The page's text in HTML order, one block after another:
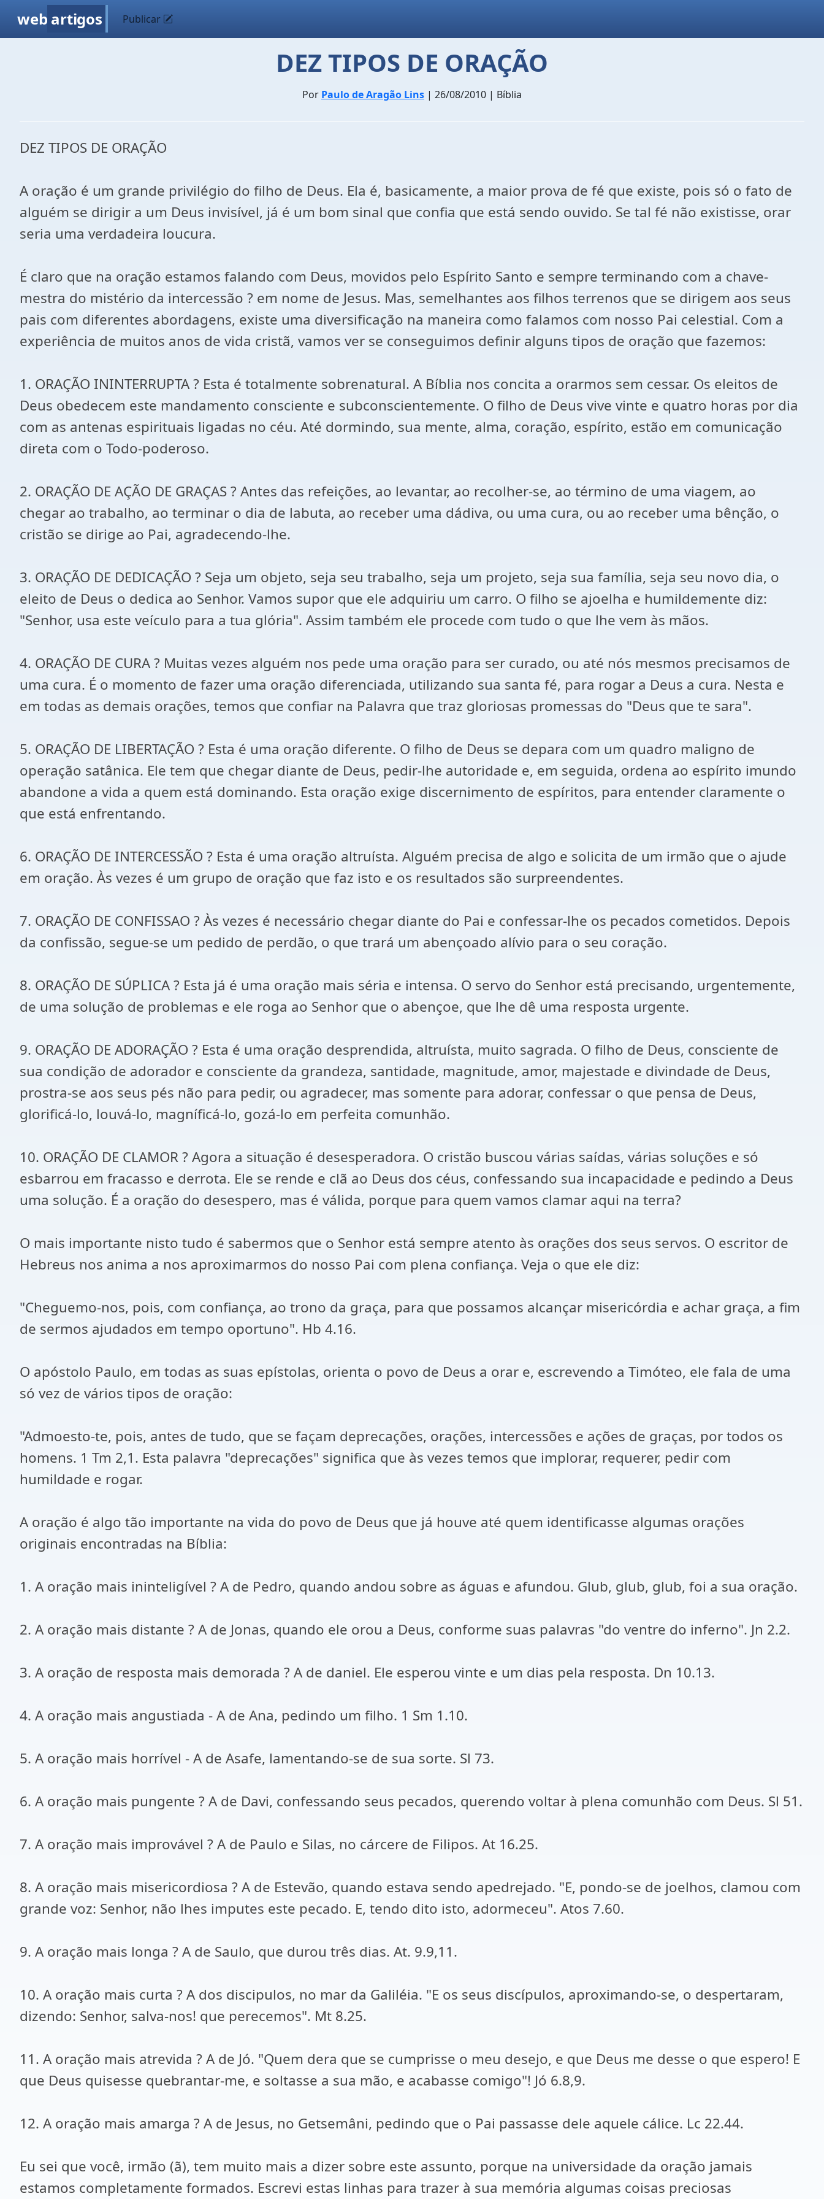
web artigos Publicar
DEZ TIPOS DE ORAÇÃO
Por Paulo de Aragão Lins | 26/08/2010 | Bíblia
DEZ TIPOS DE ORAÇÃO
A oração é um grande privilégio do filho de Deus. Ela é, basicamente, a maior prova de fé que existe, pois só o fato de
alguém se dirigir a um Deus invisível, já é um bom sinal que confia que está sendo ouvido. Se tal fé não existisse, orar
seria uma verdadeira loucura.
É claro que na oração estamos falando com Deus, movidos pelo Espírito Santo e sempre terminando com a chave-
mestra do mistério da intercessão ? em nome de Jesus. Mas, semelhantes aos filhos terrenos que se dirigem aos seus
pais com diferentes abordagens, existe uma diversificação na maneira como falamos com nosso Pai celestial. Com a
experiência de muitos anos de vida cristã, vamos ver se conseguimos definir alguns tipos de oração que fazemos:
1. ORAÇÃO ININTERRUPTA ? Esta é totalmente sobrenatural. A Bíblia nos concita a orarmos sem cessar. Os eleitos de
Deus obedecem este mandamento consciente e subconscientemente. O filho de Deus vive vinte e quatro horas por dia
com as antenas espirituais ligadas no céu. Até dormindo, sua mente, alma, coração, espírito, estão em comunicação
direta com o Todo-poderoso.
2. ORAÇÃO DE AÇÃO DE GRAÇAS ? Antes das refeições, ao levantar, ao recolher-se, ao término de uma viagem, ao
chegar ao trabalho, ao terminar o dia de labuta, ao receber uma dádiva, ou uma cura, ou ao receber uma bênção, o
cristão se dirige ao Pai, agradecendo-lhe.
3. ORAÇÃO DE DEDICAÇÃO ? Seja um objeto, seja seu trabalho, seja um projeto, seja sua família, seja seu novo dia, o
eleito de Deus o dedica ao Senhor. Vamos supor que ele adquiriu um carro. O filho se ajoelha e humildemente diz:
"Senhor, usa este veículo para a tua glória". Assim também ele procede com tudo o que lhe vem às mãos.
4. ORAÇÃO DE CURA ? Muitas vezes alguém nos pede uma oração para ser curado, ou até nós mesmos precisamos de
uma cura. É o momento de fazer uma oração diferenciada, utilizando sua santa fé, para rogar a Deus a cura. Nesta e
em todas as demais orações, temos que confiar na Palavra que traz gloriosas promessas do "Deus que te sara".
5. ORAÇÃO DE LIBERTAÇÃO ? Esta é uma oração diferente. O filho de Deus se depara com um quadro maligno de
operação satânica. Ele tem que chegar diante de Deus, pedir-lhe autoridade e, em seguida, ordena ao espírito imundo
abandone a vida a quem está dominando. Esta oração exige discernimento de espíritos, para entender claramente o
que está enfrentando.
6. ORAÇÃO DE INTERCESSÃO ? Esta é uma oração altruísta. Alguém precisa de algo e solicita de um irmão que o ajude
em oração. Às vezes é um grupo de oração que faz isto e os resultados são surpreendentes.
7. ORAÇÃO DE CONFISSAO ? Às vezes é necessário chegar diante do Pai e confessar-lhe os pecados cometidos. Depois
da confissão, segue-se um pedido de perdão, o que trará um abençoado alívio para o seu coração.
8. ORAÇÃO DE SÚPLICA ? Esta já é uma oração mais séria e intensa. O servo do Senhor está precisando, urgentemente,
de uma solução de problemas e ele roga ao Senhor que o abençoe, que lhe dê uma resposta urgente.
9. ORAÇÃO DE ADORAÇÃO ? Esta é uma oração desprendida, altruísta, muito sagrada. O filho de Deus, consciente de
sua condição de adorador e consciente da grandeza, santidade, magnitude, amor, majestade e divindade de Deus,
prostra-se aos seus pés não para pedir, ou agradecer, mas somente para adorar, confessar o que pensa de Deus,
glorificá-lo, louvá-lo, magníficá-lo, gozá-lo em perfeita comunhão.
10. ORAÇÃO DE CLAMOR ? Agora a situação é desesperadora. O cristão buscou várias saídas, várias soluções e só
esbarrou em fracasso e derrota. Ele se rende e clã ao Deus dos céus, confessando sua incapacidade e pedindo a Deus
uma solução. É a oração do desespero, mas é válida, porque para quem vamos clamar aqui na terra?
O mais importante nisto tudo é sabermos que o Senhor está sempre atento às orações dos seus servos. O escritor de
Hebreus nos anima a nos aproximarmos do nosso Pai com plena confiança. Veja o que ele diz:
"Cheguemo-nos, pois, com confiança, ao trono da graça, para que possamos alcançar misericórdia e achar graça, a fim
de sermos ajudados em tempo oportuno". Hb 4.16.
O apóstolo Paulo, em todas as suas epístolas, orienta o povo de Deus a orar e, escrevendo a Timóteo, ele fala de uma
só vez de vários tipos de oração:
"Admoesto-te, pois, antes de tudo, que se façam deprecações, orações, intercessões e ações de graças, por todos os
homens. 1 Tm 2,1. Esta palavra "deprecações" significa que às vezes temos que implorar, requerer, pedir com
humildade e rogar.
A oração é algo tão importante na vida do povo de Deus que já houve até quem identificasse algumas orações
originais encontradas na Bíblia:
1. A oração mais ininteligível ? A de Pedro, quando andou sobre as águas e afundou. Glub, glub, glub, foi a sua oração.
2. A oração mais distante ? A de Jonas, quando ele orou a Deus, conforme suas palavras "do ventre do inferno". Jn 2.2.
3. A oração de resposta mais demorada ? A de daniel. Ele esperou vinte e um dias pela resposta. Dn 10.13.
4. A oração mais angustiada - A de Ana, pedindo um filho. 1 Sm 1.10.
5. A oração mais horrível - A de Asafe, lamentando-se de sua sorte. Sl 73.
6. A oração mais pungente ? A de Davi, confessando seus pecados, querendo voltar à plena comunhão com Deus. Sl 51.
7. A oração mais improvável ? A de Paulo e Silas, no cárcere de Filipos. At 16.25.
8. A oração mais misericordiosa ? A de Estevão, quando estava sendo apedrejado. "E, pondo-se de joelhos, clamou com
grande voz: Senhor, não lhes imputes este pecado. E, tendo dito isto, adormeceu". Atos 7.60.
9. A oração mais longa ? A de Saulo, que durou três dias. At. 9.9,11.
10. A oração mais curta ? A dos discipulos, no mar da Galiléia. "E os seus discípulos, aproximando-se, o despertaram,
dizendo: Senhor, salva-nos! que perecemos". Mt 8.25.
11. A oração mais atrevida ? A de Jó. "Quem dera que se cumprisse o meu desejo, e que Deus me desse o que espero! E
que Deus quisesse quebrantar-me, e soltasse a sua mão, e acabasse comigo"! Jó 6.8,9.
12. A oração mais amarga ? A de Jesus, no Getsemâni, pedindo que o Pai passasse dele aquele cálice. Lc 22.44.
Eu sei que você, irmão (ã), tem muito mais a dizer sobre este assunto, porque na universidade da oração jamais
estamos completamente formados. Escrevi estas linhas para trazer à sua memória algumas coisas preciosas